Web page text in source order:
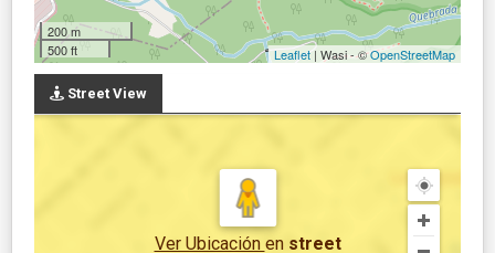
200 m
500 ft
Leaflet| Wasi - ©OpenStreetMap
Street View
Ver Ubicación en street